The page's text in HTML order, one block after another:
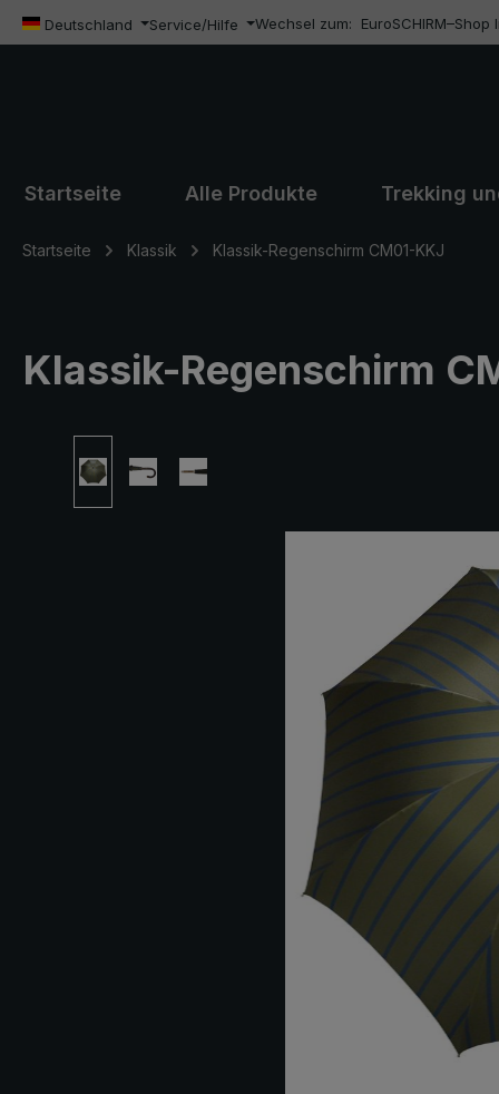
Hauptinhalt springen
Zur Suche springen
Zur Hauptnavigation springen
Deutschland Service/Hilfe Wechsel zum:
Startseite Alle Produkte Trekking
Startseite Klassik Klassik-Regenschirm CM01-KKJ
Klassik-Regenschirm